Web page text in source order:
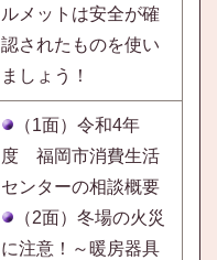
ルメットは安全が確
認されたものを使い
ましょう！
（1面）令和4年
度 福岡市消費生活
センターの相談概要
（2面）冬場の火災
に注意！～暖房器具